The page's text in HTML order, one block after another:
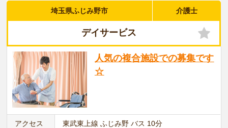
埼玉県ふじみ野市 介護士
デイサービス
人気の複合施設での募集です
☆
アクセス 東武東上線 ふじみ野 バス 10分